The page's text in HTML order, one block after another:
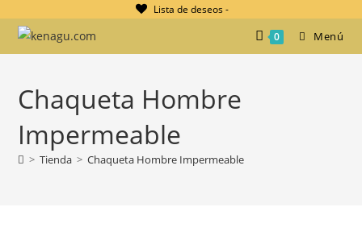
Lista de deseos -
0
Menú
Chaqueta Hombre
Impermeable
> Tienda > Chaqueta Hombre Impermeable